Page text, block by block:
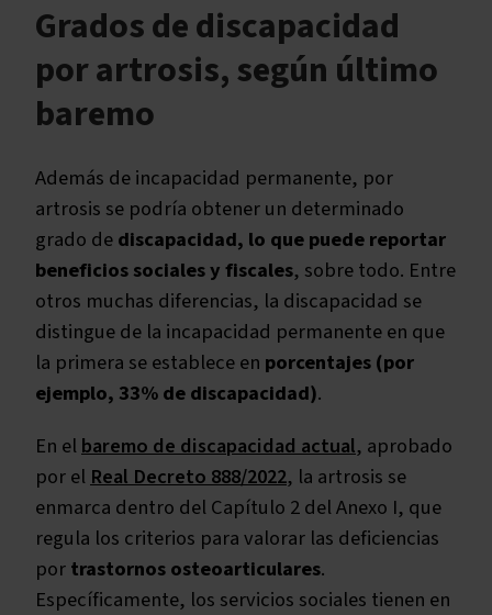
Grados de discapacidad
por artrosis, según último
baremo
Además de incapacidad permanente, por
artrosis se podría obtener un determinado
grado dediscapacidad, lo que puede reportar
beneficios sociales y fiscales, sobre todo. Entre
otros muchas diferencias, la discapacidad se
distingue de la incapacidad permanente en que
la primera se establece en porcentajes (por
ejemplo, 33% de discapacidad).
En elbaremo de discapacidad actual, aprobado
por el Real Decreto 888/2022, la artrosis se
enmarca dentro del Capítulo 2 del Anexo I, que
regula los criterios para valorar las deficiencias
portrastornos osteoarticulares.
Específicamente, los servicios sociales tienen en